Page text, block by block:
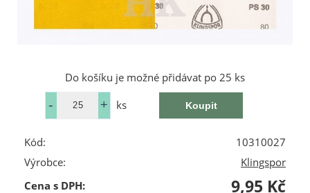
Do košíku je možné přidávat po 25 ks
ks
Kód:
10310027
Výrobce:
Klingspor
Cena s DPH:
9,95 Kč